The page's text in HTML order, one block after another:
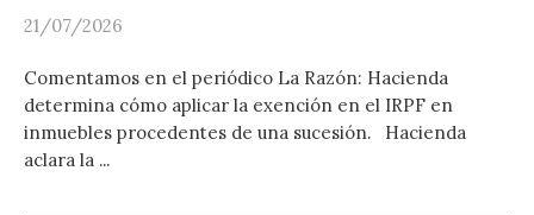
21/07/2026
Comentamos en el periódico La Razón: Hacienda
determina cómo aplicar la exención en el IRPF en
inmuebles procedentes de una sucesión. Hacienda
aclara la ...